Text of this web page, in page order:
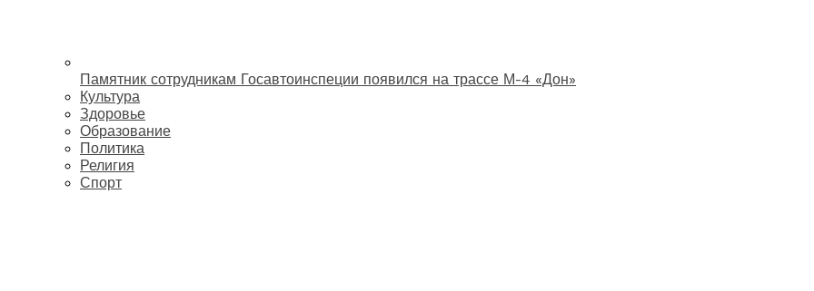
Памятник сотрудникам Госавтоинспеции появился на трассе М-4 «Дон»
Культура
Здоровье
Образование
Политика
Религия
Спорт